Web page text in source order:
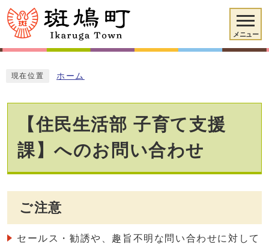
メニュー
現在位置 ホーム
【住民生活部 子育て支援
課】へのお問い合わせ
ご注意
セールス・勧誘や、趣旨不明な問い合わせに対して